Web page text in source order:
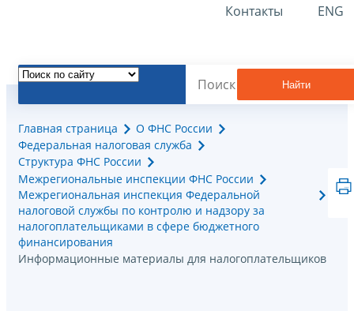
Контакты ENG
Найти
Главная страница
О ФНС России
Федеральная налоговая служба
Структура ФНС России
Межрегиональные инспекции ФНС России
Межрегиональная инспекция Федеральной
налоговой службы по контролю и надзору за
налогоплательщиками в сфере бюджетного
финансирования
Информационные материалы для налогоплательщиков